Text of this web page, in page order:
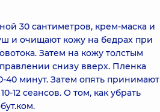
30 сантиметров, крем-маска и
и очищают кожу на бедрах при
Затем на кожу толстым
снизу вверх. Пленка
40 минут. Затем опять принимают
12 сеансов. О том, как убрать